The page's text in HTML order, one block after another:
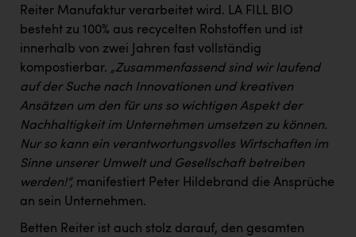
Reiter Manufaktur verarbeitet wird. LA FILL BIO
besteht zu 100% aus recycelten Rohstoffen und ist
innerhalb von zwei Jahren fast vollständig
kompostierbar. „Zusammenfassend sind wir laufend
auf der Suche nach Innovationen und kreativen
Ansätzen um den für uns so wichtigen Aspekt der
Nachhaltigkeit im Unternehmen umsetzen zu können.
Nur so kann ein verantwortungsvolles Wirtschaften im
Sinne unserer Umwelt und Gesellschaft betreiben
werden!“, manifestiert Peter Hildebrand die Ansprüche
an sein Unternehmen.
Betten Reiter ist auch stolz darauf, den gesamten